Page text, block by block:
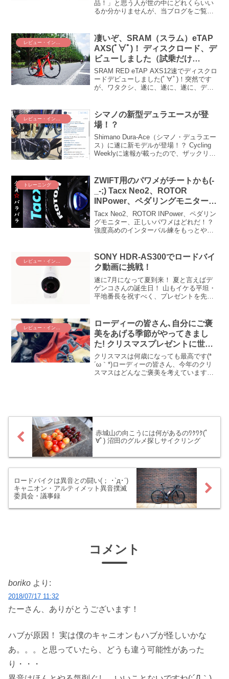
した
品！」と思う人が世の中にどれくらいい
るか分かりませんが、当ブログをご覧い
体になっている」と拝察いたします(＾ω
＾) パワメが必要なのはロードバイクだ
けかな？？ ふふ、やっぱりそう思います
よね(* ´艸｀) シクロクロス、グラベルバ
イクの時代になりつつありますもの。と
いう訳で本日は、僕らの生命維持装置パ
ワーメーターのお話です。Quarq DZero
AXS DUB XX1 Powermeter Spider買っち
凄いぞ、SRAM（スラム）eTAP
AXS(ﾟ∀ﾟ)！ ディスクロード、デ
ビューしました（試乗だけ
ど・・・）
SRAM RED eTAP AXS12速でディスクロ
ードデビューしました(ﾟ∀ﾟ)！突然です
が、ワタクシ、遂に、遂に、遂に、ディ
の、あの！！！！ SRAM RED ...
シマノの新型デュラエースが登
場！？
Shimano Dura-Ace（シマノ・デュラエー
ス）に遂に新モデルが登場！？ Cycling
Weeklyに速報が載ったので、ザックリ翻
トレーニング
ZWIFT用のパワメがチートかも(-
_-;) Tacx Neo2、ROTOR
INPower、ペダリングモニターを
比べてみた
Tacx Neo2、ROTOR INPower、ペダリン
グモニター、正しいパワメはどれだ！？
強度高めのインターバル練をもっとやろ
でもないことが起こってしまった(...
レビュー・インプレ
SONY HDR-AS300でロードバイ
ク動画に挑戦！
遂に7月になって夏到来！ 夏と言えばデ
ゲンコさんの誕生日！ 山もイケる平坦・
平地番長を祝すべく、プレゼントを先取
はなる！！ も、もちろんデゲンコさん...
ローディーの皆さん､自分にご褒
美をあげる季節がやってきまし
た! クリスマスプレゼントに世界
でただ1つのサーモスーツはどう
でしょう
クリスマスは何歳になっても最高です(*
´ω｀*)ローディーの皆さん、今年のクリ
スマスはどんなご褒美を考えています
赤城山の向こうには何があるのﾜｸﾜｸ(ﾟ
∀ﾟ) 沼田のグルメ探しサイクリング
ロードバイクは異音との闘い(； ･`д･´)
キャニオン・アルティメット異音撲滅
委員会・議事録
コメント
boriko より:
2018/07/17 11:32
たーさん、ありがとうございます！
ハブが原因！ 実は僕のキャニオンもハブが怪しいかな
あ。。。と思っていたら、どうも違う可能性があった
り・・・